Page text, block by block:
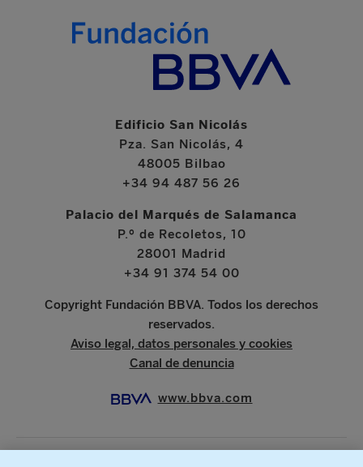
Edificio San Nicolás
Pza. San Nicolás, 4
48005 Bilbao
+34 94 487 56 26
Palacio del Marqués de Salamanca
P.º de Recoletos, 10
28001 Madrid
+34 91 374 54 00
Copyright Fundación BBVA. Todos los derechos
reservados.
Aviso legal, datos personales y cookies
Canal de denuncia
www.bbva.com